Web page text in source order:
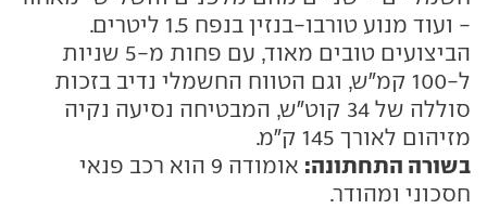
- ועוד מנוע טורבו-בנזין בנפח 1.5 ליטרים.
הביצועים טובים מאוד, עם פחות מ-5 שניות
ל-100 קמ"ש, וגם הטווח החשמלי נדיב בזכות
סוללה של 34 קוט"ש, המבטיחה נסיעה נקיה
מזיהום לאורך 145 ק"מ.
בשורה התחתונה:
אומודה 9 הוא רכב פנאי
חסכוני ומהודר.